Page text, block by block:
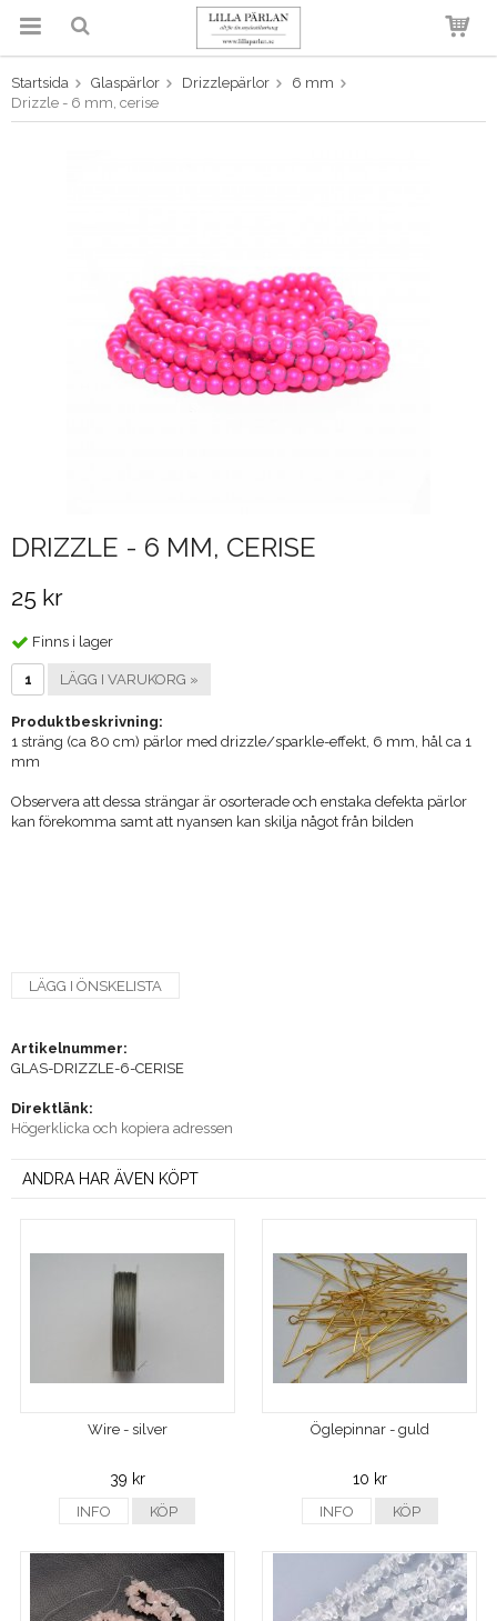
Produkten har blivit tillagd i
Startsida Glaspärlor Drizzlepärlor
6 mm
Drizzle - 6 mm, cerise
DRIZZLE - 6 MM, CERISE
25 kr
Finns i lager
LÄGG I VARUKORG »
Produktbeskrivning:
1 sträng (ca 80 cm) pärlor med drizzle/sparkle-effekt, 6 mm, hål ca 1
mm
Observera att dessa strängar är osorterade och enstaka defekta pärlor
kan förekomma samt att nyansen kan skilja något från bilden
LÄGG I ÖNSKELISTA
Artikelnummer:
GLAS-DRIZZLE-6-CERISE
Direktlänk:
Högerklicka och kopiera adressen
ANDRA HAR ÄVEN KÖPT
Wire - silver
39 kr
INFO KÖP
Öglepinnar - guld
10 kr
INFO KÖP